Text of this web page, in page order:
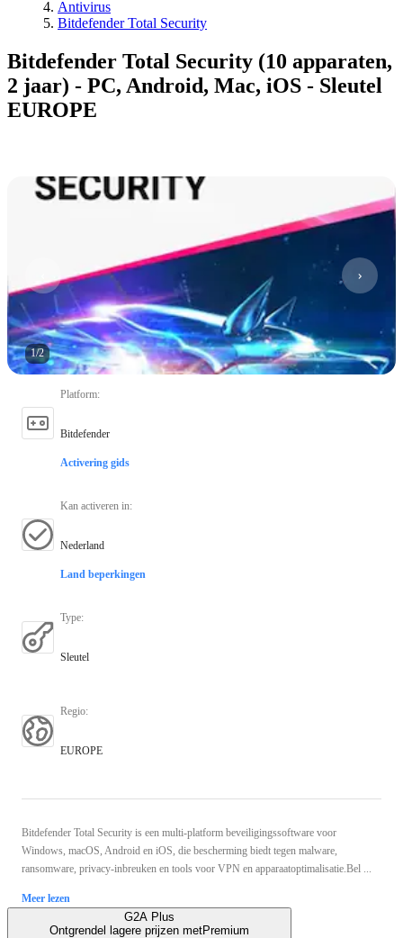
Antivirus
Bitdefender Total Security
Bitdefender Total Security (10 apparaten,
2 jaar) - PC, Android, Mac, iOS - Sleutel
EUROPE
1/2
Platform:
Bitdefender
Activering gids
Kan activeren in:
Nederland
Land beperkingen
Type:
Sleutel
Regio:
EUROPE
Bitdefender Total Security is een multi-platform beveiligingssoftware voor
Windows, macOS, Android en iOS, die bescherming biedt tegen malware,
ransomware, privacy-inbreuken en tools voor VPN en apparaatoptimalisatie.Bel ...
Meer lezen
G2A Plus
Ontgrendel lagere prijzen metPremium